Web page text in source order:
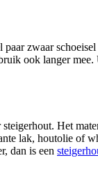
zwaar
ook langer
Het
lak, houtolie of
dan is een